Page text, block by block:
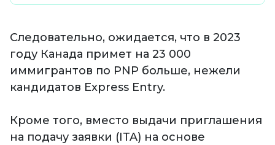
Следовательно, ожидается, что в 2023
году Канада примет на 23 000
иммигрантов по PNP больше, нежели
кандидатов Express Entry.
Кроме того, вместо выдачи приглашения
на подачу заявки (ITA) на основе